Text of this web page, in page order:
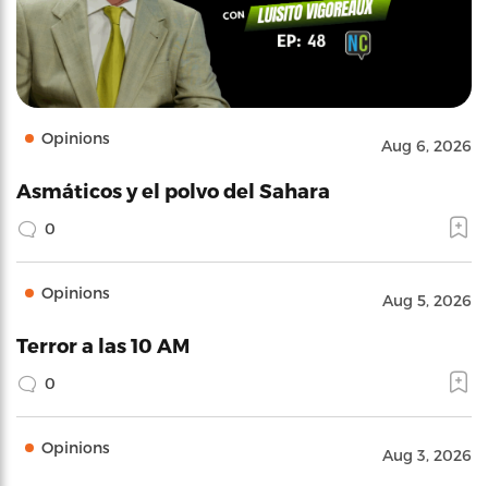
Opinions Aug 6, 2026
Asmáticos y el polvo del Sahara
0
Opinions Aug 5, 2026
Terror a las 10 AM
0
Opinions Aug 3, 2026